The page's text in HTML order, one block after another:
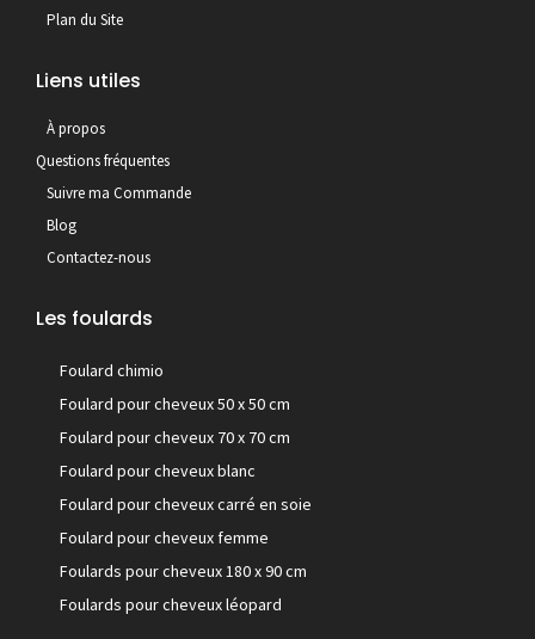
Plan du Site
Liens utiles
À propos
Questions fréquentes
Suivre ma Commande
Blog
Contactez-nous
Les foulards
Foulard chimio
Foulard pour cheveux 50 x 50 cm
Foulard pour cheveux 70 x 70 cm
Foulard pour cheveux blanc
Foulard pour cheveux carré en soie
Foulard pour cheveux femme
Foulards pour cheveux 180 x 90 cm
Foulards pour cheveux léopard